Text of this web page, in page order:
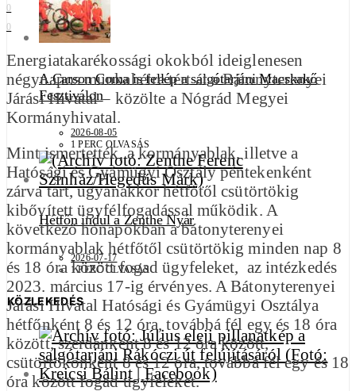
A Carson Coma is fellép a salgótarjáni Macskakő
Fesztiválon
2026-08-05
1 PERC OLVASÁS
Hétfőn indul a Zenthe Nyár
2026-07-17
1 PERC OLVASÁS
KÖZLEKEDÉS
0
0
Energiatakarékossági okokból ideiglenesen
négynapos munkahétre tért át a Bátonyterenyei
Járási Hivatal – közölte a Nógrád Megyei
Kormányhivatal.
Mint ismertették, a kormányablak, illetve a
Hatósági és Gyámügyi Osztály péntekenként
zárva tart, ugyanakkor hétfőtől csütörtökig
kibővített ügyfélfogadással működik. A
következő hónapokban a bátonyterenyei
kormányablak hétfőtől csütörtökig minden nap 8
és 18 óra között fogad ügyfeleket, az intézkedés
2023. március 17-ig érvényes. A Bátonyterenyei
Járási Hivatal Hatósági és Gyámügyi Osztálya
hétfőnként 8 és 12 óra, továbbá fél egy és 18 óra
között, szerdánként 8 és 12 óra között,
csütörtökönként 8 és 12 óra, továbbá fél egy és 18
óra között fogad ügyfeleket.